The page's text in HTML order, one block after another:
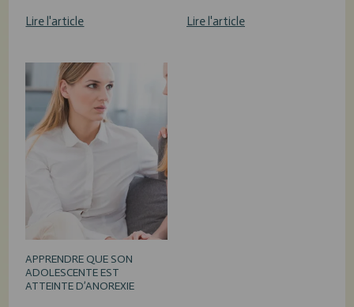
Lire l'article Lire l'article
APPRENDRE QUE SON
ADOLESCENTE EST
ATTEINTE D’ANOREXIE